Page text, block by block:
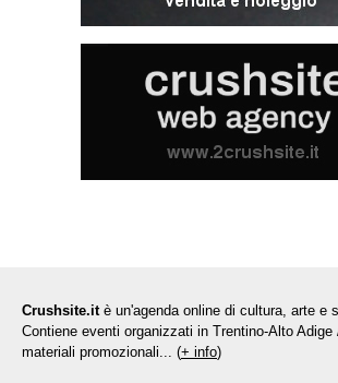
Crushsite.it è un'agenda online di cultura, arte e
Contiene eventi organizzati in Trentino-Alto
materiali promozionali... (+ info)